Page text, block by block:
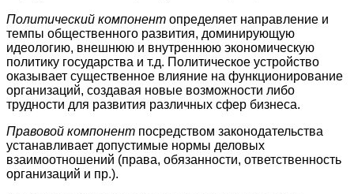
Политический компонент определяет направление и
темпы общественного развития, доминирующую
идеологию, внешнюю и внутреннюю экономическую
политику государства и т.д. Политическое устройство
оказывает существенное влияние на функционирование
организаций, создавая новые возможности либо
трудности для развития различных сфер бизнеса.
Правовой компонент посредством законодательства
устанавливает допустимые нормы деловых
взаимоотношений (права, обязанности, ответственность
организаций и пр.).